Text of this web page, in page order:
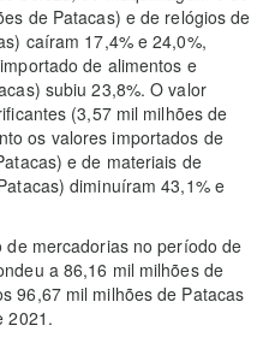
de Patacas) e de relógios de
caíram 17,4% e 24,0%,
de alimentos e
subiu 23,8%. O valor
(3,57 mil milhões de
os valores importados de
e de materiais de
diminuíram 43,1% e
mercadorias no período de
a 86,16 mil milhões de
96,67 mil milhões de Patacas
2021.